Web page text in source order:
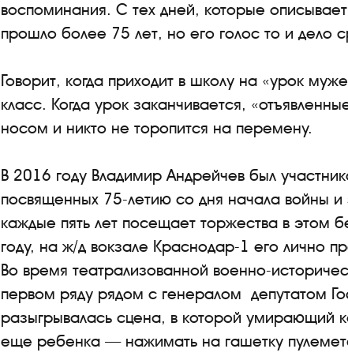
воспоминания. С тех дней, которые
прошло более 75 лет, но его голос то и дело
Говорит, когда приходит в школу на «урок
класс. Когда урок заканчивается,
носом и никто не торопится на перемену.
В 2016 году Владимир Андрейчев был
посвященных 75-летию со дня начала войны
каждые пять лет посещает торжества в этом
году, на ж/д вокзале Краснодар-1 его лично
Во время театрализованной военно-
первом ряду рядом с генералом депутатом
разыгрывалась сцена, в которой умирающий
еще ребенка — нажимать на гашетку